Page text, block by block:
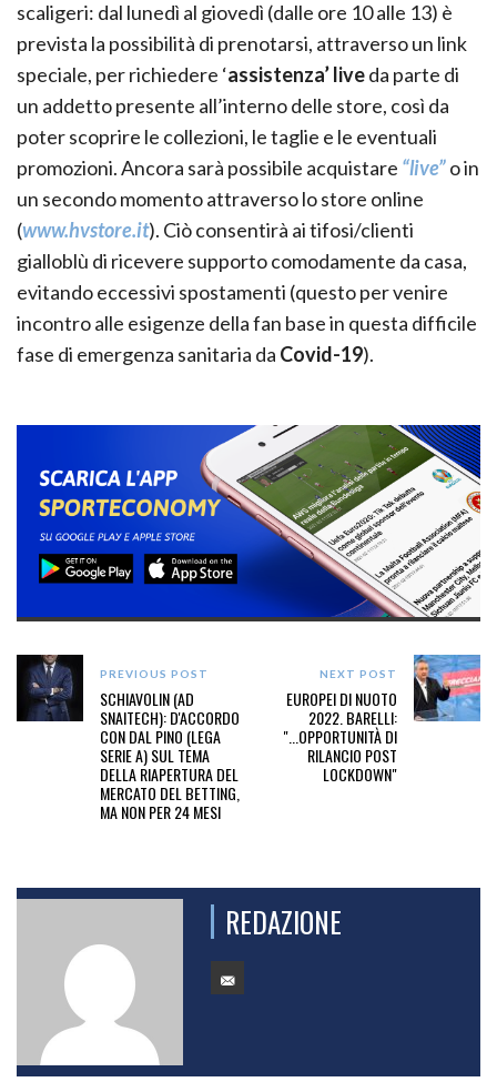
scaligeri: dal lunedì al giovedì (dalle ore 10 alle 13) è
prevista la possibilità di prenotarsi, attraverso un link
speciale, per richiedere ‘assistenza’ liveda parte di
un addetto presente all’interno delle store, così da
poter scoprire le collezioni, le taglie e le eventuali
promozioni. Ancora sarà possibile acquistare “live”o in
un secondo momento attraverso lo store online
(www.hvstore.it). Ciò consentirà ai tifosi/clienti
gialloblù di ricevere supporto comodamente da casa,
evitando eccessivi spostamenti (questo per venire
incontro alle esigenze della fan base in questa difficile
fase di emergenza sanitaria da Covid-19).
PREVIOUS POST
SCHIAVOLIN (AD
SNAITECH): D'ACCORDO
CON DAL PINO (LEGA
SERIE A) SUL TEMA
DELLA RIAPERTURA DEL
MERCATO DEL BETTING,
MA NON PER 24 MESI
NEXT POST
EUROPEI DI NUOTO
2022. BARELLI:
"...OPPORTUNITÀ DI
RILANCIO POST
LOCKDOWN"
REDAZIONE